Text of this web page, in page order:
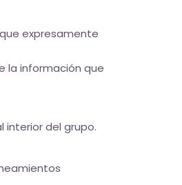
expresamente
la información que
interior del grupo.